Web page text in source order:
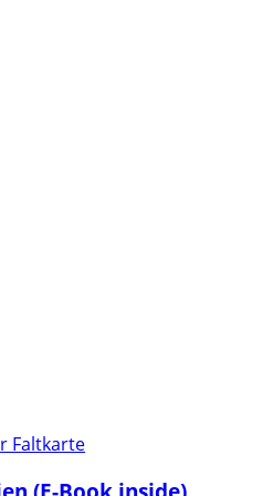
Faltkarte